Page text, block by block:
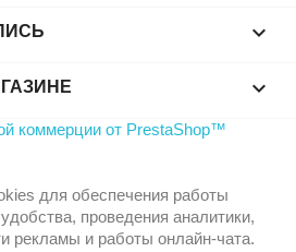

keyboard_arrow_down
коммерции от PrestaShop™
для обеспечения работы
проведения аналитики,
рекламы и работы онлайн-чата.